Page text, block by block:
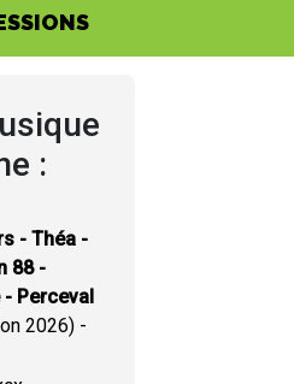
:
- Théa -
88 -
Perceval
2026) -